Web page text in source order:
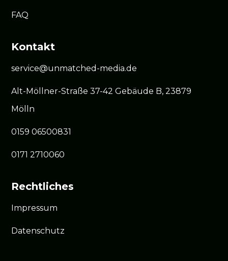
FAQ
Kontakt
service@unmatched-media.de
Alt-Möllner-Straße 37-42 Gebäude B, 23879
Mölln
0159 06500831
0171 2710060
Rechtliches
Impressum
Datenschutz